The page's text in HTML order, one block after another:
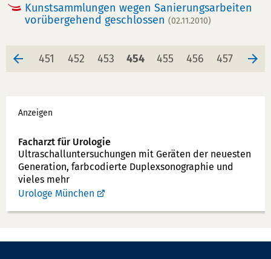
Kunstsammlungen wegen Sanierungsarbeiten
vorübergehend geschlossen (02.11.2010)
Seite
451 Seite
452 Seite
453 Seite
454 Seite
455 Seite
456 Seite
457
Werbung
Anzeigen
Facharzt für Urologie
Ultraschallunter­suchungen mit Geräten der neuesten
Generation, farbcodierte Duplex­sonographie und
vieles mehr
Urologe München